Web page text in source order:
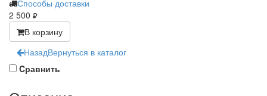
Способы доставки
2 500 руб.
В корзину
НазадВернуться в каталог
Cравнить